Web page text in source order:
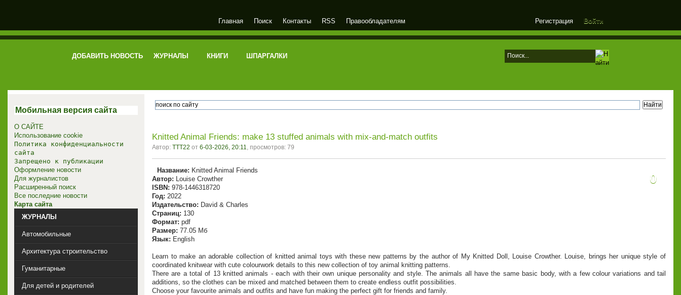
электронная библиотека
Регистрация Войти
Главная Поиск Контакты RSS Правообладателям
ДОБАВИТЬ НОВОСТЬ ЖУРНАЛЫ КНИГИ ШПАРГАЛКИ
Knitted Animal Friends: make 13 stuffed animals with mix-and-match outfits
Автор: TTT22 от 6-03-2026, 20:11, просмотров: 79
0
Название: Knitted Animal Friends
Автор: Louise Crowther
ISBN: 978-1446318720
Год: 2022
Издательство: David & Charles
Страниц: 130
Формат: pdf
Размер: 77.05 Мб
Язык: English
Learn to make an adorable collection of knitted animal toys with these new patterns by the author of My Knitted Doll, Louise Crowther. Louise, brings her unique style of
coordinated knitwear with cute colourwork details to this new collection of toy animal knitting patterns.
There are a total of 13 knitted animals - each with their own unique personality and style. The animals all have the same basic body, with a few colour variations and tail
additions, so the clothes can be mixed and matched between them to create endless outfit possibilities.
Choose your favourite animals and outfits and have fun making the perfect gift for friends and family.
Мобильная версия сайта
О САЙТЕ
Использование cookie
Политика конфиденциальности
сайта
Запрещено к публикации
Оформление новости
Для журналистов
Расширенный поиск
Все последние новости
Карта сайта
ЖУРНАЛЫ
Автомобильные
Архитектура строительство
Гуманитарные
Для детей и родителей